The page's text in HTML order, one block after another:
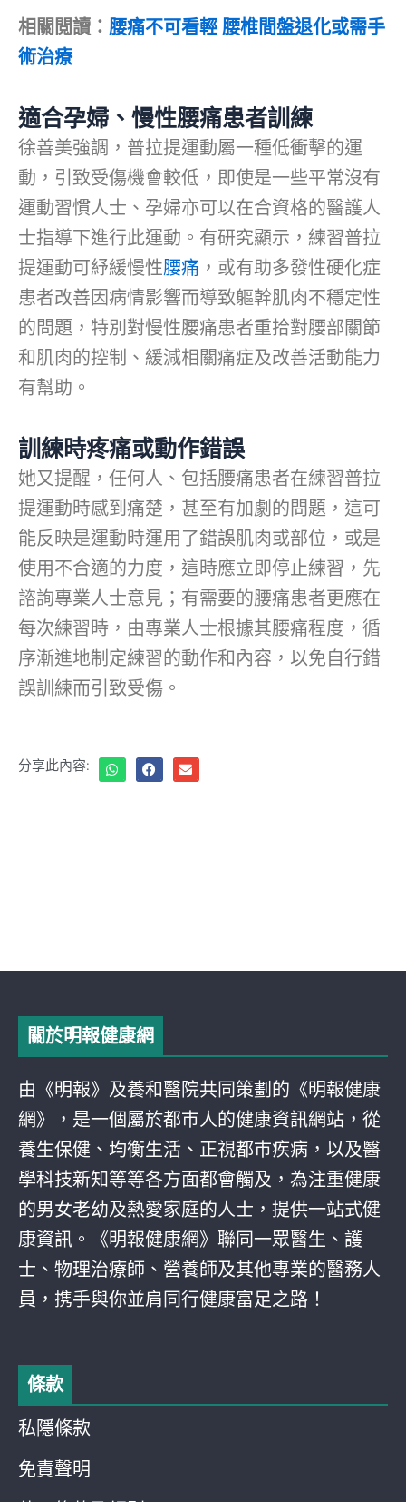
相關閲讀： 腰痛不可看輕 腰椎間盤退化或需手
術治療
適合孕婦、慢性腰痛患者訓練
徐善美強調，普拉提運動屬一種低衝擊的運
動，引致受傷機會較低，即使是一些平常沒有
運動習慣人士、孕婦亦可以在合資格的醫護人
士指導下進行此運動。有研究顯示，練習普拉
提運動可紓緩慢性腰痛 ，或有助多發性硬化症
患者改善因病情影響而導致軀幹肌肉不穩定性
的問題，特別對慢性腰痛患者重拾對腰部關節
和肌肉的控制、緩減相關痛症及改善活動能力
有幫助。
訓練時疼痛或動作錯誤
她又提醒，任何人、包括腰痛患者在練習普拉
提運動時感到痛楚，甚至有加劇的問題，這可
能反映是運動時運用了錯誤肌肉或部位，或是
使用不合適的力度，這時應立即停止練習，先
諮詢專業人士意見；有需要的腰痛患者更應在
每次練習時，由專業人士根據其腰痛程度，循
序漸進地制定練習的動作和內容，以免自行錯
誤訓練而引致受傷。
分享此內容:
關於明報健康網
由《明報》及養和醫院共同策劃的《明報健康
網》，是一個屬於都巿人的健康資訊網站，從
養生保健、均衡生活、正視都巿疾病，以及醫
學科技新知等等各方面都會觸及，為注重健康
的男女老幼及熱愛家庭的人士，提供一站式健
康資訊。《明報健康網》聯同一眾醫生、護
士、物理治療師、營養師及其他專業的醫務人
員，携手與你並肩同行健康富足之路！
條款
私隱條款
免責聲明